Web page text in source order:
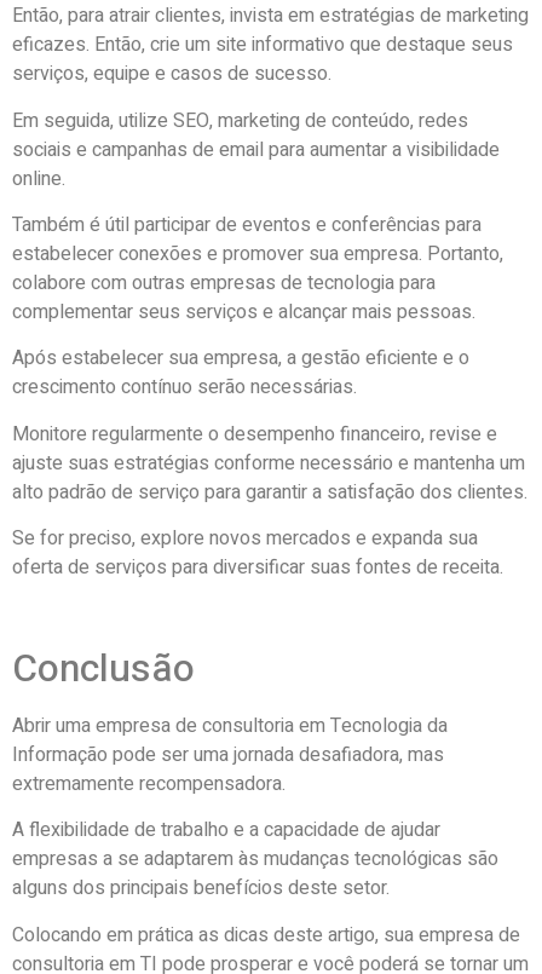
Então, para atrair clientes, invista em estratégias de marketing
eficazes. Então, crie um site informativo que destaque seus
serviços, equipe e casos de sucesso.
Em seguida, utilize SEO, marketing de conteúdo, redes
sociais e campanhas de email para aumentar a visibilidade
online.
Também é útil participar de eventos e conferências para
estabelecer conexões e promover sua empresa. Portanto,
colabore com outras empresas de tecnologia para
complementar seus serviços e alcançar mais pessoas.
Após estabelecer sua empresa, a gestão eficiente e o
crescimento contínuo serão necessárias.
Monitore regularmente o desempenho financeiro, revise e
ajuste suas estratégias conforme necessário e mantenha um
alto padrão de serviço para garantir a satisfação dos clientes.
Se for preciso, explore novos mercados e expanda sua
oferta de serviços para diversificar suas fontes de receita.
Conclusão
Abrir uma empresa de consultoria em Tecnologia da
Informação pode ser uma jornada desafiadora, mas
extremamente recompensadora.
A flexibilidade de trabalho e a capacidade de ajudar
empresas a se adaptarem às mudanças tecnológicas são
alguns dos principais benefícios deste setor.
Colocando em prática as dicas deste artigo, sua empresa de
consultoria em TI pode prosperar e você poderá se tornar um